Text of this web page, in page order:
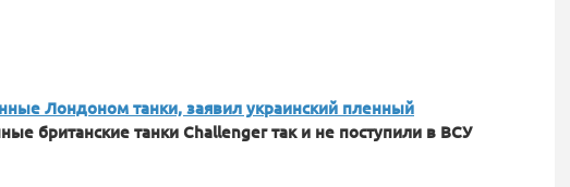
Лондоном танки, заявил украинский пленный
британские танки Challenger так и не поступили в ВСУ